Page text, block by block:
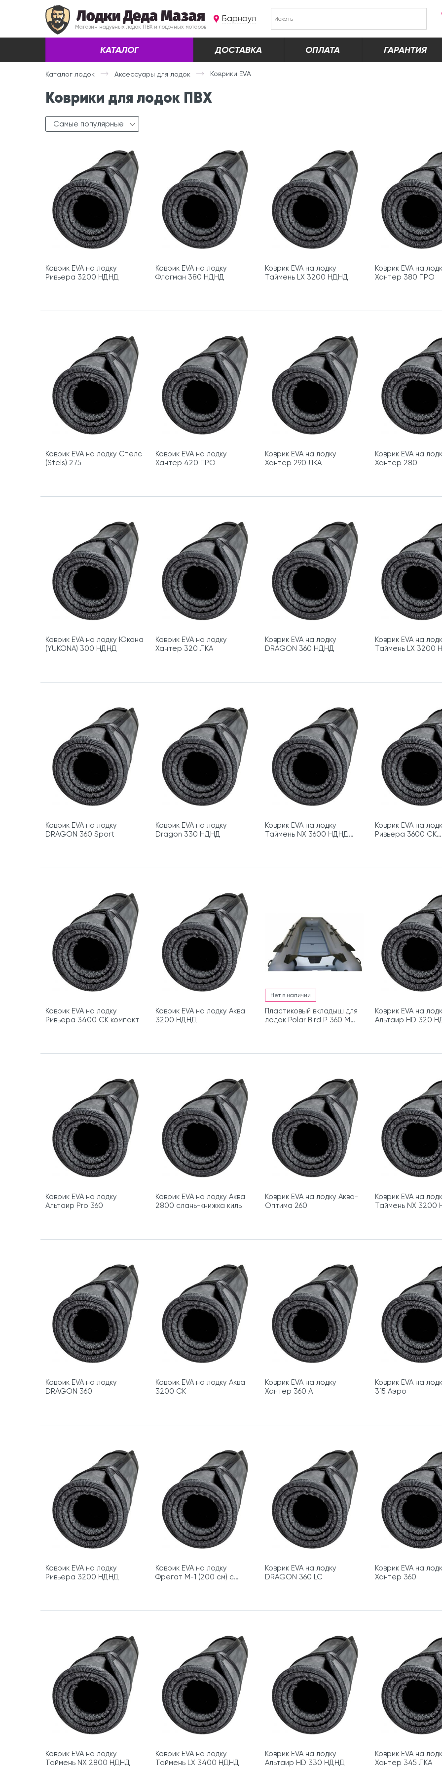
Лодки Деда Мазая
Магазин надувных лодок ПВХ и лодочных моторов
Барнаул
КАТАЛОГ ДОСТАВКА ОПЛАТА ГАРАНТИЯ
Каталог лодок Аксессуары для лодок Коврики EVA
Коврики для лодок ПВХ
Самые популярные
Коврик EVA на лодку
Ривьера 3200 НДНД
Коврик EVA на лодку
Флагман 380 НДНД
Коврик EVA на лодку
Таймень LX 3200 НДНД
Коврик EVA на
Хантер 380 ПРО
Коврик EVA на лодку Стелс
(Stels) 275
Коврик EVA на лодку
Хантер 420 ПРО
Коврик EVA на лодку
Хантер 290 ЛКА
Коврик EVA на
Хантер 280
Коврик EVA на лодку Юкона
(YUKONA) 300 НДНД
Коврик EVA на лодку
Хантер 320 ЛКА
Коврик EVA на лодку
DRAGON 360 НДНД
Коврик EVA на
Таймень LX 3200
Коврик EVA на лодку
DRAGON 360 Sport
Коврик EVA на лодку
Dragon 330 НДНД
Коврик EVA на лодку
Таймень NX 3600 НДНД
Коврик EVA на
Ривьера 3600 СК
Коврик EVA на лодку
Ривьера 3400 СК компакт
Коврик EVA на лодку Аква
3200 НДНД
Нет в наличии
Пластиковый вкладыш для
лодок Polar Bird P 360 M
Коврик EVA на
Альтаир HD 320
Коврик EVA на лодку
Альтаир Pro 360
Коврик EVA на лодку Аква
2800 слань-книжка киль
Коврик EVA на лодку Аква-
Оптима 260
Коврик EVA на
Таймень NX 3200
Коврик EVA на лодку
DRAGON 360
Коврик EVA на лодку Аква
3200 СК
Коврик EVA на лодку
Хантер 360 А
Коврик EVA на
315 Аэро
Коврик EVA на лодку
Ривьера 3200 НДНД
Коврик EVA на лодку
Фрегат М-1 (200 см) с
Коврик EVA на лодку
DRAGON 360 LC
Коврик EVA на
Хантер 360
Коврик EVA на лодку
Таймень NX 2800 НДНД
Коврик EVA на лодку
Таймень LX 3400 НДНД
Коврик EVA на лодку
Альтаир HD 330 НДНД
Коврик EVA на
Хантер 345 ЛКА